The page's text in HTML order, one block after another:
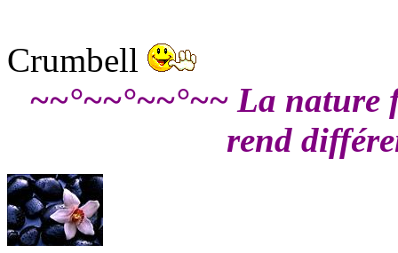
Crumbell
~~°~~°~~°~~ La nature
rend